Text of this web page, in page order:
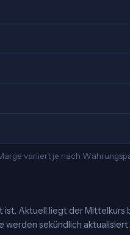
variiert je nach
Aktuell liegt der Mittelkurs
werden sekündlich aktualisiert.